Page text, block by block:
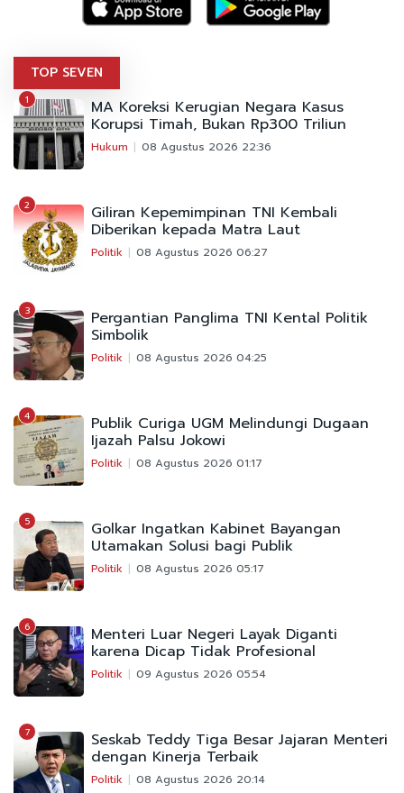
TOP SEVEN
1 MA Koreksi Kerugian Negara Kasus
Korupsi Timah, Bukan Rp300 Triliun
Hukum 08 Agustus 2026 22:36
2 Giliran Kepemimpinan TNI Kembali
Diberikan kepada Matra Laut
Politik 08 Agustus 2026 06:27
3 Pergantian Panglima TNI Kental Politik
Simbolik
Politik 08 Agustus 2026 04:25
4 Publik Curiga UGM Melindungi Dugaan
Ijazah Palsu Jokowi
Politik 08 Agustus 2026 01:17
5 Golkar Ingatkan Kabinet Bayangan
Utamakan Solusi bagi Publik
Politik 08 Agustus 2026 05:17
6 Menteri Luar Negeri Layak Diganti
karena Dicap Tidak Profesional
Politik 09 Agustus 2026 05:54
7 Seskab Teddy Tiga Besar Jajaran Menteri
dengan Kinerja Terbaik
Politik 08 Agustus 2026 20:14